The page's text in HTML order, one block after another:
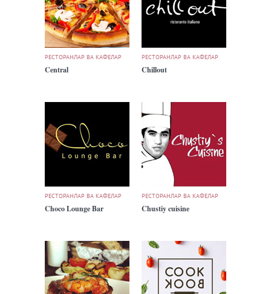
РЕСТОРАНЛАР ВА КАФЕЛАР
Central
РЕСТОРАНЛАР ВА КАФЕЛАР
Chillout
РЕСТОРАНЛАР ВА КАФЕЛАР
Choco Lounge Bar
РЕСТОРАНЛАР ВА КАФЕЛАР
Chustiy cuisine